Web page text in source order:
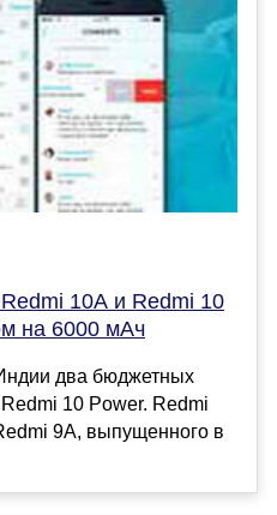
10А и Redmi 10
на 6000 мАч
два бюджетных
10 Power. Redmi
9A, выпущенного в